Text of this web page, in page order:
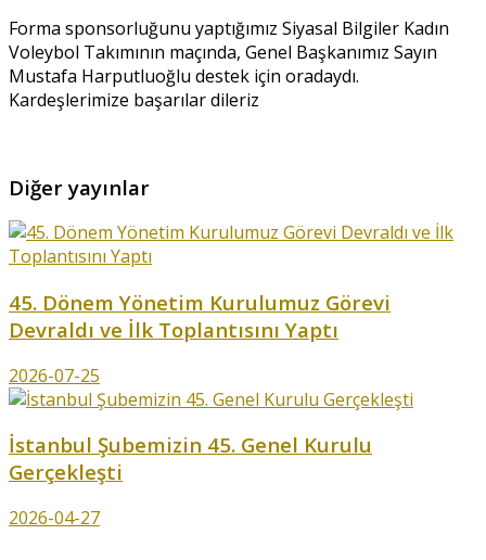
Forma sponsorluğunu yaptığımız Siyasal Bilgiler Kadın
Voleybol Takımının maçında, Genel Başkanımız Sayın
Mustafa Harputluoğlu destek için oradaydı.
Kardeşlerimize başarılar dileriz
Diğer yayınlar
45. Dönem Yönetim Kurulumuz Görevi
Devraldı ve İlk Toplantısını Yaptı
2026-07-25
İstanbul Şubemizin 45. Genel Kurulu
Gerçekleşti
2026-04-27